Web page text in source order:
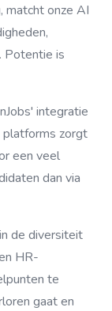
matcht onze AI
Potentie is
integratie
platforms zorgt
een veel
dan via
de diversiteit
HR-
te
gaat en